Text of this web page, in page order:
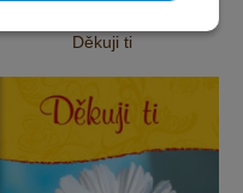
Děkuji ti